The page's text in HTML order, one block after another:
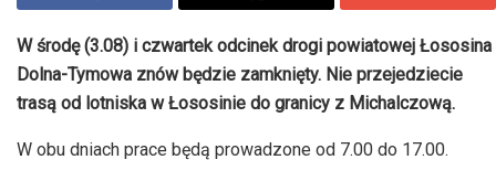
W środę (3.08) i czwartek odcinek drogi powiatowej Łososina
Dolna-Tymowa znów będzie zamknięty. Nie przejedziecie
trasą od lotniska w Łososinie do granicy z Michalczową.
W obu dniach prace będą prowadzone od 7.00 do 17.00.